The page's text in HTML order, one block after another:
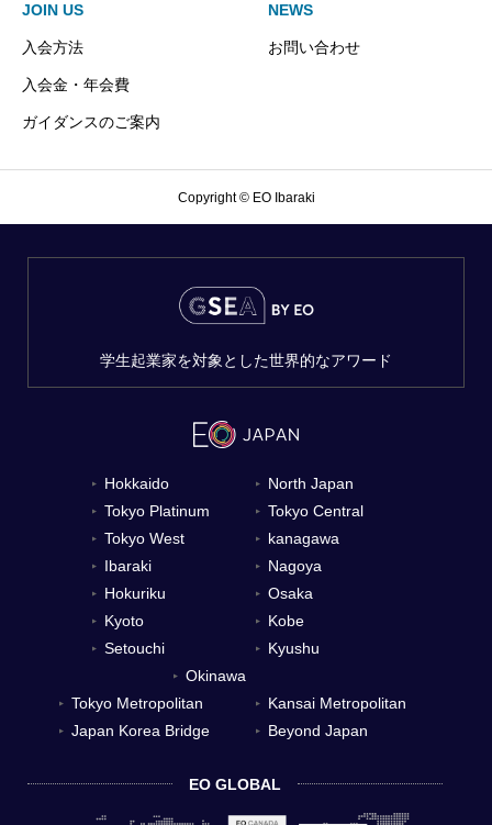
JOIN US
入会方法
入会金・年会費
ガイダンスのご案内
NEWS
お問い合わせ
Copyright © EO Ibaraki
▼ Hokkaido ▼ North Japan
▼ Tokyo Platinum ▼ Tokyo Central
▼ Tokyo West ▼ kanagawa
▼ Ibaraki ▼ Nagoya
▼ Hokuriku ▼ Osaka
▼ Kyoto ▼ Kobe
▼ Setouchi ▼ Kyushu
▼ Okinawa
▼ Tokyo Metropolitan ▼ Kansai Metropolitan
▼ Japan Korea Bridge ▼ Beyond Japan
EO GLOBAL
学生起業家を対象とした世界的なアワード